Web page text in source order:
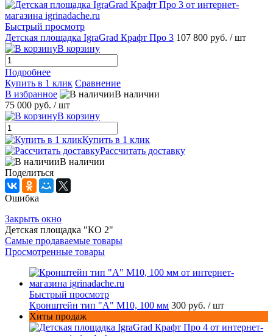
Быстрый просмотр
Детская площадка IgraGrad Крафт Про 3 107 800 руб. / шт
В корзину
Подробнее
Купить в 1 клик Сравнение
В избранное
В наличии
75 000 руб. / шт
В корзину
Купить в 1 клик
Рассчитать доставку
В наличии
Поделиться
Ошибка
Закрыть окно
Детская площадка "КО 2"
Самые продаваемые товары
Просмотренные товары
Быстрый просмотр
Кронштейн тип "A" M10, 100 мм 300 руб. / шт
Хиты продаж